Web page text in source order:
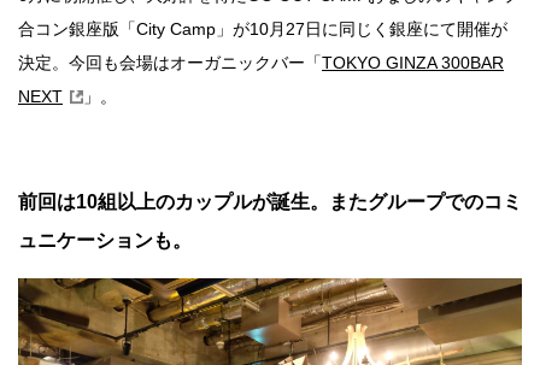
合コン銀座版「City Camp」が10月27日に同じく銀座にて開催が
決定。今回も会場はオーガニックバー「TOKYO GINZA 300BAR
NEXT
」。
前回は10組以上のカップルが誕生。またグループでのコミ
ュニケーションも。